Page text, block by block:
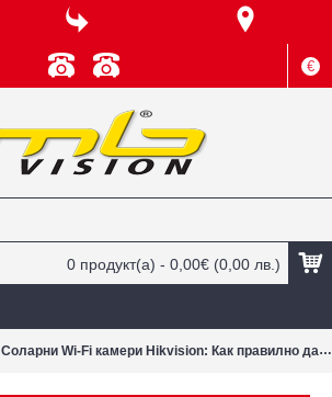
€
0 продукт(а) - 0,00€ (0,00 лв.)
Соларни Wi-Fi камери Hikvision: Как правилно да форматирате картата памет и да разкачите камерата от Hik-Connect акаунт (пълно ръководство)